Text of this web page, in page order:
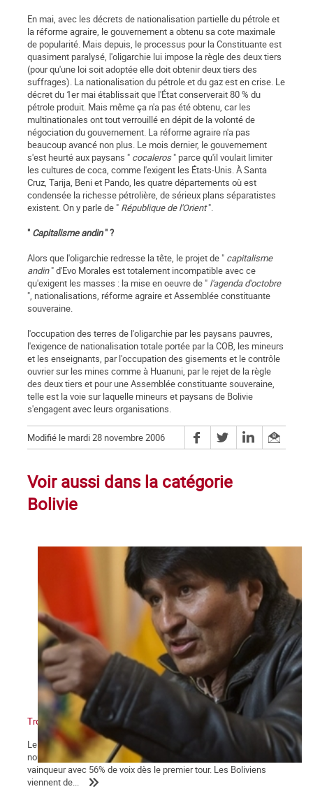
En mai, avec les décrets de nationalisation partielle du pétrole et
la réforme agraire, le gouvernement a obtenu sa cote maximale
de popularité. Mais depuis, le processus pour la Constituante est
quasiment paralysé, l'oligarchie lui impose la règle des deux tiers
(pour qu'une loi soit adoptée elle doit obtenir deux tiers des
suffrages). La nationalisation du pétrole et du gaz est en crise. Le
décret du 1er mai établissait que l'État conserverait 80 % du
pétrole produit. Mais même ça n'a pas été obtenu, car les
multinationales ont tout verrouillé en dépit de la volonté de
négociation du gouvernement. La réforme agraire n'a pas
beaucoup avancé non plus. Le mois dernier, le gouvernement
s'est heurté aux paysans " cocaleros" parce qu'il voulait limiter
les cultures de coca, comme l'exigent les États-Unis. À Santa
Cruz, Tarija, Beni et Pando, les quatre départements où est
condensée la richesse pétrolière, de sérieux plans séparatistes
existent. On y parle de " République de l'Orient".
" Capitalisme andin" ?
Alors que l'oligarchie redresse la tête, le projet de " capitalisme
andin" d'Evo Morales est totalement incompatible avec ce
qu'exigent les masses : la mise en oeuvre de " l'agenda d'octobre
", nationalisations, réforme agraire et Assemblée constituante
souveraine.
l'occupation des terres de l'oligarchie par les paysans pauvres,
l'exigence de nationalisation totale portée par la COB, les mineurs
et les enseignants, par l'occupation des gisements et le contrôle
ouvrier sur les mines comme à Huanuni, par le rejet de la règle
des deux tiers et pour une Assemblée constituante souveraine,
telle est la voie sur laquelle mineurs et paysans de Bolivie
s'engagent avec leurs organisations.
Modifié le mardi 28 novembre 2006
Voir aussi dans la catégorie
Bolivie
Troisième mandat pour Evo Morales
Le dimanche 12 octobre la Bolivie votait pour désigner son
nouveau président. Les derniers sondages donnaient Evo Morales
vainqueur avec 56% de voix dès le premier tour. Les Boliviens
viennent de...